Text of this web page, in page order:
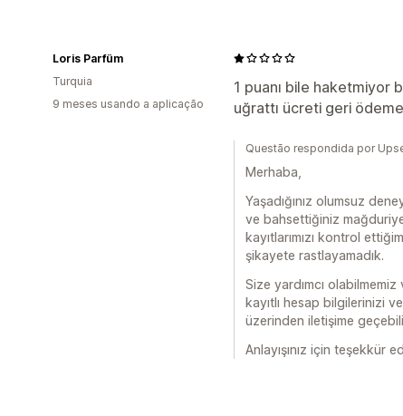
1 puanı bile haketmiyor
uğrattı ücreti geri
Loris Parfüm
Turquia
9 meses usando a aplicação
Questão respondida por
Merhaba,
Yaşadığınız olumsuz
ve bahsettiğiniz
kayıtlarımızı kontrol
şikayete rastlayamadık.
Size yardımcı
kayıtlı hesap bilgilerinizi
üzerinden iletişime
Anlayışınız için teşekkür